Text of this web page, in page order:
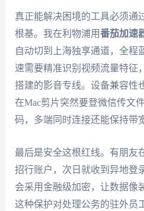
真正能解决困境的工具必须通
根基。我在利物浦用番茄加速
自动切到上海独享通道，全程
速需要精准识别视频流量特征
搭建的影音专线。设备兼容性
在Mac剪片突然要登微信传文
码，多端同时连接还能保持带
最后是安全这根红线。有朋友
招行账户，次日就收到异地登
会采用金融级加密，让数据像
这种保护对处理公务的驻外员